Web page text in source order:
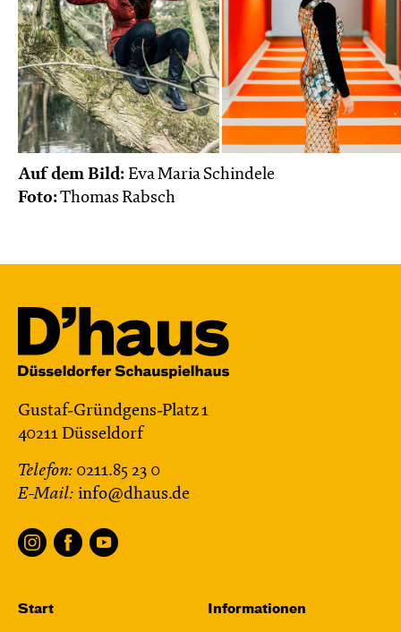
nach dem Bilderbuch von Martin Baltscheit
und Anne-Kathrin Behl
Regie und
Choreografie: Barbara Fuchs
Central 2
Relaxed Performance
nach dem Bilderbuch von Martin Baltscheit
und Anne-Kathrin Behl
Choreografie: Barbara Fuchs
Central 2
Relaxed Performance
Karten
Auf dem Bild: Eva Maria Schindele
Foto:Thomas Rabsch
Gustaf-Gründgens-Platz 1
40211 Düsseldorf
Telefon: 0211.85 23 0
E-Mail: info@dhaus.de
Start Informationen